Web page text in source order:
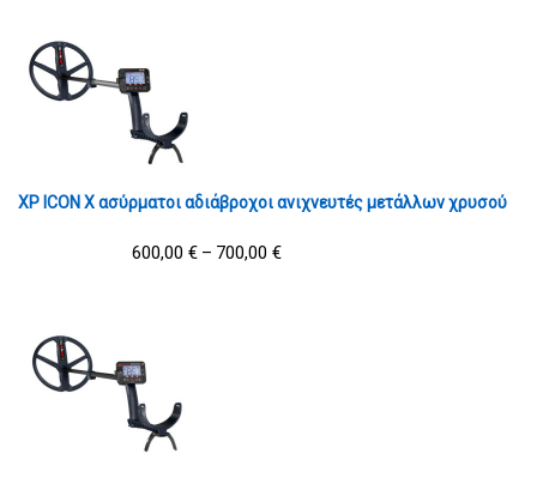
XP ICON X ασύρματοι αδιάβροχοι ανιχνευτές μετάλλων χρυσού
600,00 € – 700,00 €